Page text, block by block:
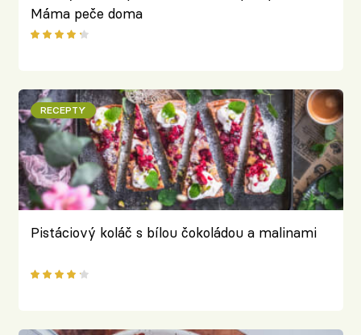
Máma peče doma
RECEPTY
Pistáciový koláč s bílou čokoládou a malinami